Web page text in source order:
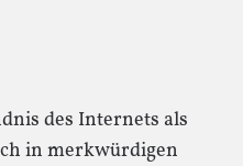
des Internets als
in merkwürdigen